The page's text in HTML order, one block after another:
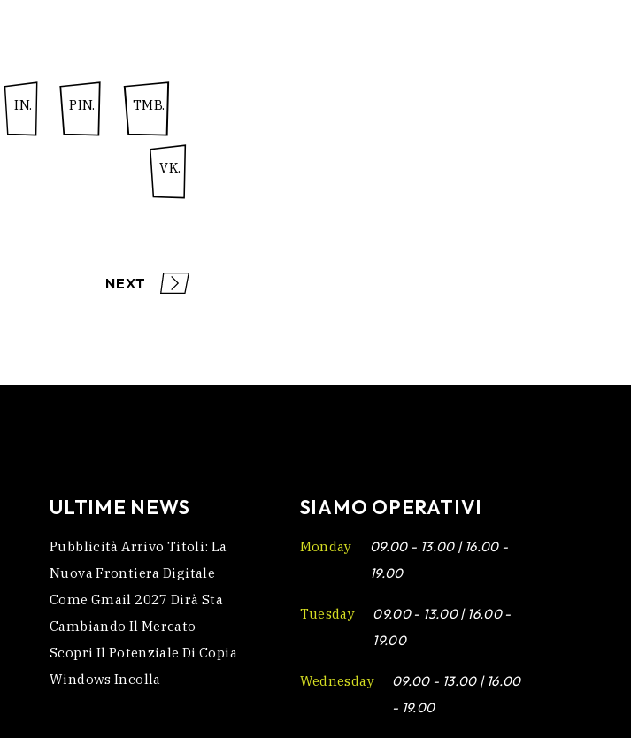
IN. PIN. TMB.
VK.
NEXT
ULTIME NEWS
Pubblicità Arrivo Titoli: La
Nuova Frontiera Digitale
Come Gmail 2027 Dirà Sta
Cambiando Il Mercato
Scopri Il Potenziale Di Copia
Windows Incolla
SIAMO OPERATIVI
Monday
09.00 - 13.00 | 16.00 -
19.00
Tuesday
09.00 - 13.00 | 16.00 -
19.00
Wednesday
09.00 - 13.00 | 16.00
- 19.00